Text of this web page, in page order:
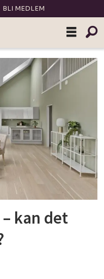
BLI MEDLEM
kan det